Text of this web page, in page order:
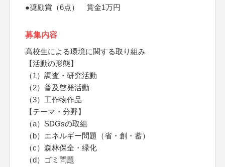
●奨励賞（6点） 賞金1万円
募集内容
高校生による環境に関する取り組み
【活動の形態】
（1）調査・研究活動
（2）普及啓発活動
（3）工作物作品
【テーマ・分野】
（a）SDGsの取組
（b）エネルギー問題（省・創・蓄）
（c）森林保全・緑化
（d）ゴミ問題